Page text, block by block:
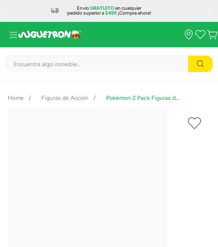
EnvíoGRATUITOen cualquier
pedido superior a$499¡Compra ahora!
Encuentra algo increíble...
Figuras de Acción Pokémon 2 Pack Figuras de Juguete Charmander y Poké Bola 95057